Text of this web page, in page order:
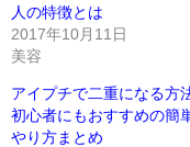
人の特徴とは
2017年10月11日
美容
アイプチで二重になる方
初心者にもおすすめの簡
やり方まとめ